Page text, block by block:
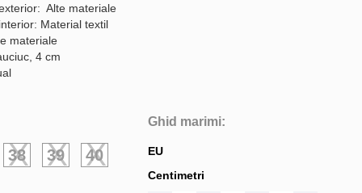
Alte materiale
Material textil
materiale
4 cm
38 39 40
Ghid marimi:
EU
Centimetri